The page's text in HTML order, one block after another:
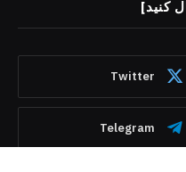
کنید]
Twitter
Telegram